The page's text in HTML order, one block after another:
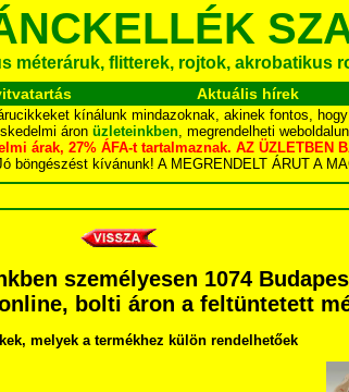
méteráruk, flitterek, rojtok, akrobatikus
Aktuális hírek
kínálunk mindazoknak, akinek fontos,
áron üzleteinkben, megrendelheti
árak, 27% ÁFA-t tartalmaznak. AZ ÜZLETBEN
böngészést kívánunk! A MEGRENDELT ÁRUT A
személyesen 1074
bolti áron a feltüntetett
melyek a termékhez külön rendelhetőek